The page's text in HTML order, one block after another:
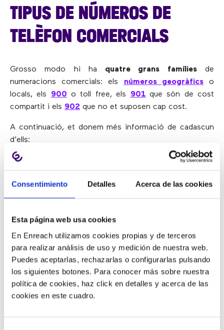
Consentimiento Detalles Acerca de las cookies
Esta página web usa cookies
En Enreach utilizamos cookies propias y de terceros
para realizar análisis de uso y medición de nuestra web.
Puedes aceptarlas, rechazarlas o configurarlas pulsando
los siguientes botones. Para conocer más sobre nuestra
política de cookies, haz click en detalles y acerca de las
cookies en este cuadro.
TIPUS DE NÚMEROS DE
TELÈFON COMERCIALS
Grosso modo hi ha quatre grans famíliesde
numeracions comercials: els números geogràficso
locals, els 900 o toll free, els 901 que són de cost
compartit i els 902 que no et suposen cap cost.
A continuació, et donem més informació de cadascun
d’ells:
l’àmbit nacional com internacional.
Característiques:Et permeten tenir una numeració
local de qualsevol part del món sense necessitat de
tenir una seu física en aquest país.
Avantatges:Transmeten molta proximitat i confiança a
les persones que truquen perquè reconeixen el prefix de